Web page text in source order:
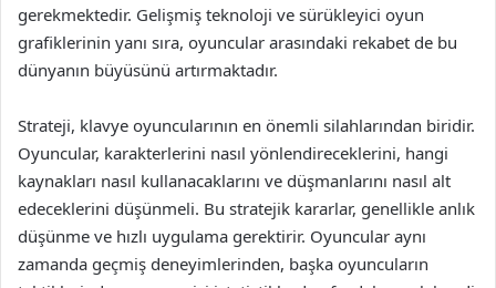
gerekmektedir. Gelişmiş teknoloji ve sürükleyici oyun
grafiklerinin yanı sıra, oyuncular arasındaki rekabet de bu
dünyanın büyüsünü artırmaktadır.
Strateji, klavye oyuncularının en önemli silahlarından biridir.
Oyuncular, karakterlerini nasıl yönlendireceklerini, hangi
kaynakları nasıl kullanacaklarını ve düşmanlarını nasıl alt
edeceklerini düşünmeli. Bu stratejik kararlar, genellikle anlık
düşünme ve hızlı uygulama gerektirir. Oyuncular aynı
zamanda geçmiş deneyimlerinden, başka oyuncuların